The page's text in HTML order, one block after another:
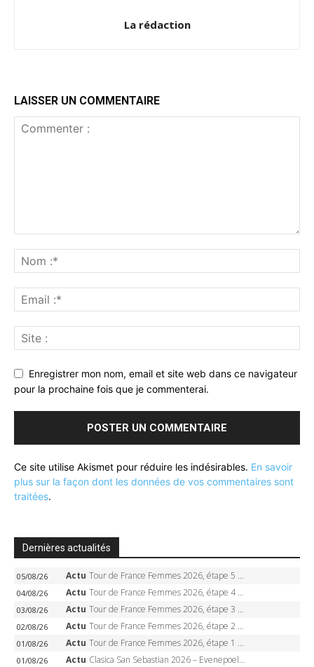
La rédaction
LAISSER UN COMMENTAIRE
Enregistrer mon nom, email et site web dans ce navigateur
pour la prochaine fois que je commenterai.
Ce site utilise Akismet pour réduire les indésirables. En savoir
plus sur la façon dont les données de vos commentaires sont
traitées.
Dernières actualités
05/08/26 Actu Tour de France Femmes 2026, étape 5 – Demi Vollering gagne à Belleville, Reusser en jaune, Ferrand-Prévot coule
04/08/26 Actu Tour de France Femmes 2026, étape 4 – Marlen Reusser écrase le chrono, Ferrand-Prévot en crise
03/08/26 Actu Tour de France Femmes 2026, étape 3 – Sigrid Haugset en solitaire, 88 km d’échappée, maillot jaune
02/08/26 Actu Tour de France Femmes 2026, étape 2 – Lorena Wiebes doublé à Genève, Markus héroïque, 7e record
01/08/26 Actu Tour de France Femmes 2026, étape 1 – Lorena Wiebes intouchable à Lausanne, premier maillot jaune
01/08/26 Actu Clasica San Sebastian 2026 – Evenepoel recordman, 4e victoire, Carapaz battu au sprint